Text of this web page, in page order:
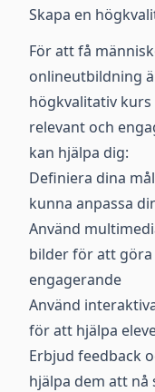
Skapa en
För att få
onlineutbildning
högkvalitativ
relevant och
kan hjälpa dig:
Definiera dina
kunna anpassa
Använd
bilder för att
engagerande
Använd
för att hjälpa
Erbjud feedback
hjälpa dem att nå